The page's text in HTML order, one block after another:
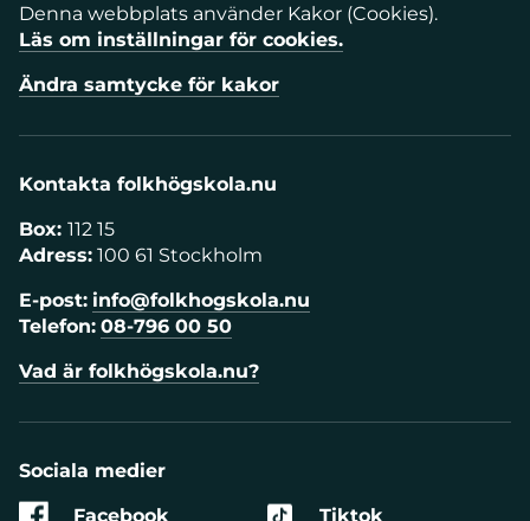
Denna webbplats använder Kakor (Cookies).
Läs om inställningar för cookies.
Ändra samtycke för kakor
Kontakta folkhögskola.nu
Box: 112 15
Adress: 100 61 Stockholm
E-post: info@folkhogskola.nu
Telefon: 08-796 00 50
Vad är folkhögskola.nu?
Sociala medier
Facebook
Tiktok